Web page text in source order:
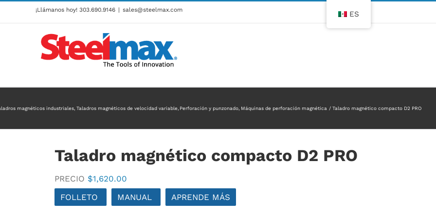
¡Llámanos hoy! 303.690.9146 | sales@steelmax.com
magnéticos industriales Taladros magnéticos de velocidad variable Perforación y punzonado Máquinas de perforación magnética Taladro magnético compacto D2 PRO
Taladro magnético compacto D2 PRO
PRECIO $1,620.00
FOLLETO
MANUAL APRENDE MÁS
ES